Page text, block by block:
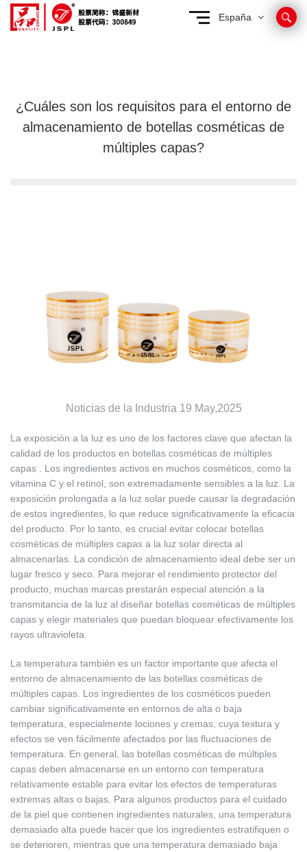
España
¿Cuáles son los requisitos para el entorno de
almacenamiento de botellas cosméticas de
múltiples capas?
Noticias de la Industria 19 May,2025
La exposición a la luz es uno de los factores clave que afectan la
calidad de los productos en botellas cosméticas de múltiples
capas
. Los ingredientes activos en muchos cosméticos, como la
vitamina C y el retinol, son extremadamente sensibles a la luz. La
exposición prolongada a la luz solar puede causar la degradación
de estos ingredientes, lo que reduce significativamente la eficacia
del producto. Por lo tanto, es crucial evitar colocar botellas
cosméticas de múltiples capas a la luz solar directa al
almacenarlas. La condición de almacenamiento ideal debe ser un
lugar fresco y seco. Para mejorar el rendimiento protector del
producto, muchas marcas prestarán especial atención a la
transmitancia de la luz al diseñar botellas cosméticas de múltiples
capas y elegir materiales que puedan bloquear efectivamente los
rayos ultravioleta.
La temperatura también es un factor importante que afecta el
entorno de almacenamiento de las botellas cosméticas de
múltiples capas. Los ingredientes de los cosméticos pueden
cambiar significativamente en entornos de alta o baja
temperatura, especialmente lociones y cremas, cuya textura y
efectos se ven fácilmente afectados por las fluctuaciones de
temperatura. En general, las botellas cosméticas de múltiples
capas deben almacenarse en un entorno con temperatura
relativamente estable para evitar los efectos de temperaturas
extremas altas o bajas. Para algunos productos para el cuidado
de la piel que contienen ingredientes naturales, una temperatura
demasiado alta puede hacer que los ingredientes estratifiquen o
se deterioren, mientras que una temperatura demasiado baja